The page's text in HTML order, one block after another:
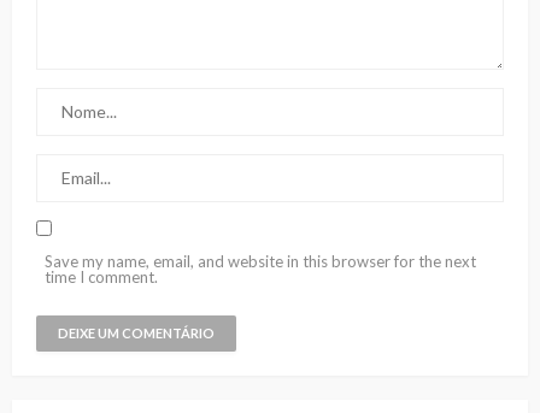
Save my name, email, and website in this browser for the next
time I comment.